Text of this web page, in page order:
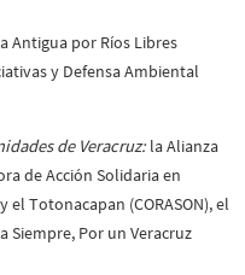
Antigua por Ríos Libres
y Defensa Ambiental
de Veracruz: la Alianza
de Acción Solidaria en
Totonacapan (CORASON), el
Siempre, Por un Veracruz